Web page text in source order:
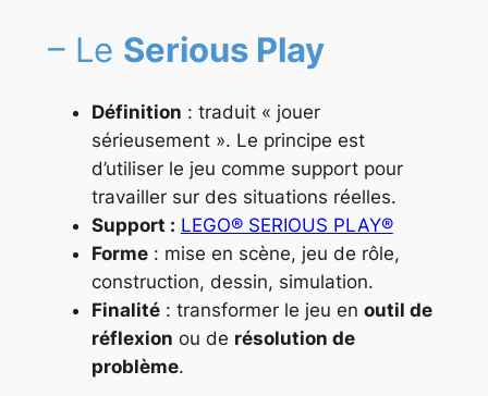
– Le Serious Play
Définition : traduit « jouer
sérieusement ». Le principe est
d’utiliser le jeu comme support pour
travailler sur des situations réelles.
Support : LEGO® SERIOUS PLAY®
Forme: mise en scène, jeu de rôle,
construction, dessin, simulation.
Finalité: transformer le jeu en outil de
réflexion ou de résolution de
problème.